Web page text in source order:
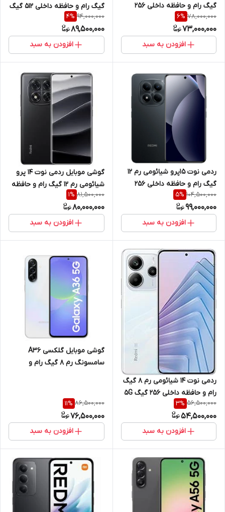
گیگ رام و حافظه داخلی 256
گیگ 4G
78,000,000
6%
73,000,000
افزودن به سبد
گیگ رام و حافظه داخلی 512 گیگ
4G
94,000,000
4%
89,500,000
افزودن به سبد
ردمی نوت 15پرو شیائومی رم 12
گیگ رام و حافظه داخلی 256
گیگ 5G
104,500,000
5%
99,000,000
افزودن به سبد
گوشی موبایل ردمی نوت 14 پرو
شیائومی رم 12 گیگ رام و حافظه
داخلی 256 گیگ 5G
81,500,000
1%
80,000,000
افزودن به سبد
ردمی نوت 14 شیائومی رم 8 گیگ
رام و حافظه داخلی 256 گیگ 5G
CHINA
56,500,000
3%
54,500,000
افزودن به سبد
گوشی موبایل گلکسی A36
سامسونگ رم 8 گیگ رام و
86,500,000
11%
76,500,000
افزودن به سبد